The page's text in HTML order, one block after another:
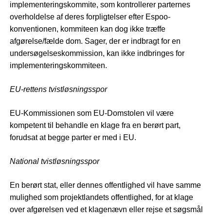
implementeringskommite, som kontrollerer parternes
overholdelse af deres forpligtelser efter Espoo-
konventionen, kommiteen kan dog ikke træffe
afgørelse/fælde dom. Sager, der er indbragt for en
undersøgelseskommission, kan ikke indbringes for
implementeringskommiteen.
EU-rettens tvistløsningsspor
EU-Kommissionen som EU-Domstolen vil være
kompetent til behandle en klage fra en berørt part,
forudsat at begge parter er med i EU.
National tvistløsningsspor
En berørt stat, eller dennes offentlighed vil have samme
mulighed som projektlandets offentlighed, for at klage
over afgørelsen ved et klagenævn eller rejse et søgsmål